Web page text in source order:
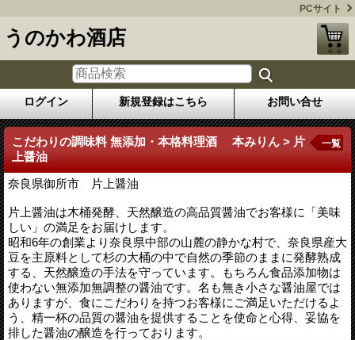
PCサイト
うのかわ酒店
ログイン 新規登録はこちら お問い合せ
こだわりの調味料 無添加・本格料理酒 本みりん > 片
上醤油
奈良県御所市 片上醤油
片上醤油は木桶発酵、天然醸造の高品質醤油でお客様に「美味
しい」の満足をお届けします。
昭和6年の創業より奈良県中部の山麓の静かな村で、奈良県産大
豆を主原料として杉の大桶の中で自然の季節のままに発酵熟成
する、天然醸造の手法を守っています。もちろん食品添加物は
使わない無添加無調整の醤油です。名も無き小さな醤油屋では
ありますが、食にこだわりを持つお客様にご満足いただけるよ
う、精一杯の品質の醤油を提供することを使命と心得、妥協を
排した醤油の醸造を行っております。
一覧